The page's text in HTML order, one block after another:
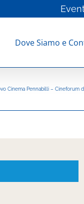
Dove Siamo e
Cinema Pennabilli – Cineforum